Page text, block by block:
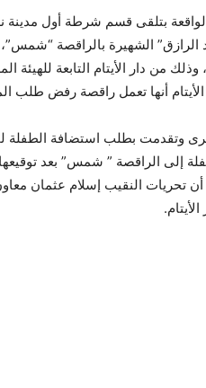
بتلقى قسم شرطة أول مدينة
الرازق” الشهيرة بالراقصة
وذلك من دار الأيتام التابعة
أنها تعمل راقصة رفض طلب
إلى الراقصة ” شمس” بعد
أن تحريات النقيب إسلام عثمان